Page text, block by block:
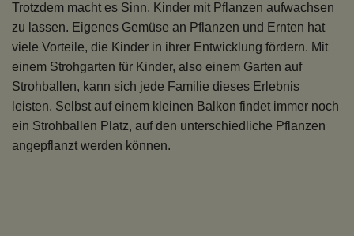
Trotzdem macht es Sinn, Kinder mit Pflanzen aufwachsen
zu lassen. Eigenes Gemüse an Pflanzen und Ernten hat
viele Vorteile, die Kinder in ihrer Entwicklung fördern. Mit
einem Strohgarten für Kinder, also einem Garten auf
Strohballen, kann sich jede Familie dieses Erlebnis
leisten. Selbst auf einem kleinen Balkon findet immer noch
ein Strohballen Platz, auf den unterschiedliche Pflanzen
angepflanzt werden können.